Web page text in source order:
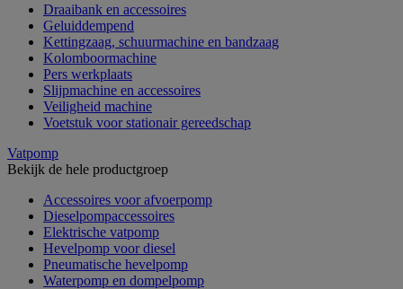
Draaibank en accessoires
Geluiddempend
Kettingzaag, schuurmachine en bandzaag
Kolomboormachine
Pers werkplaats
Slijpmachine en accessoires
Veiligheid machine
Voetstuk voor stationair gereedschap
Vatpomp
Bekijk de hele productgroep
Accessoires voor afvoerpomp
Dieselpompaccessoires
Elektrische vatpomp
Hevelpomp voor diesel
Pneumatische hevelpomp
Waterpomp en dompelpomp